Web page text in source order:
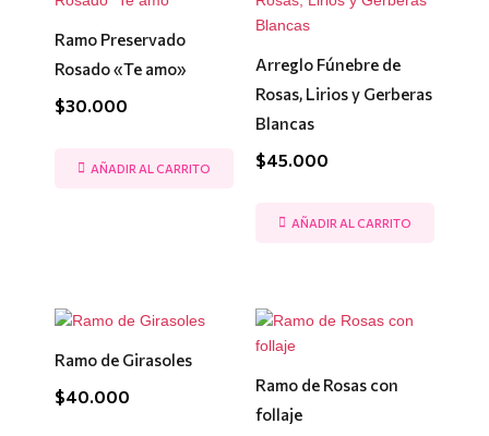
Ramo Preservado
Rosado «Te amo»
$30.000
AÑADIR AL CARRITO
Arreglo Fúnebre de
Rosas, Lirios y Gerberas
Blancas
$45.000
AÑADIR AL CARRITO
Ramo de Girasoles
$40.000
Ramo de Rosas con
follaje